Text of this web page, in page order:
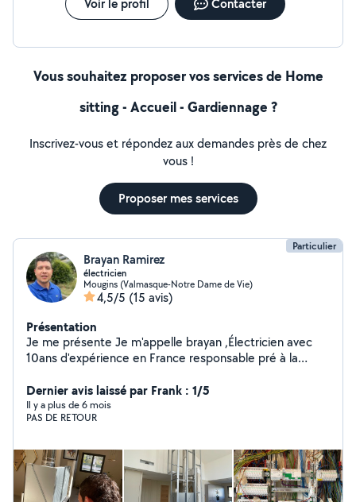
Voir le profil Contacter
Vous souhaitez proposer vos services de Home
sitting - Accueil - Gardiennage ?
Inscrivez-vous et répondez aux demandes près de chez
vous !
Proposer mes services
Particulier
Brayan Ramirez
électricien
Mougins (Valmasque-Notre Dame de Vie)
4,5/5 (15 avis)
Présentation
Je me présente Je m'appelle brayan ,Électricien avec
10ans d'expérience en France responsable pré à la
Dernier avis laissé par Frank : 1/5
Il y a plus de 6 mois
PAS DE RETOUR